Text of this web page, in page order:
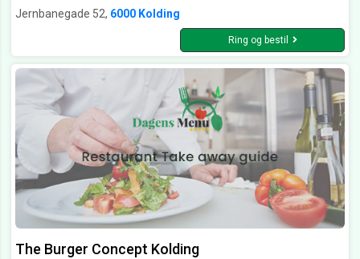
Jernbanegade 52, 6000 Kolding
Ring og bestil
The Burger Concept Kolding